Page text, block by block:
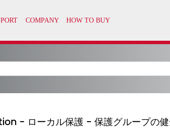
- ローカル保護 - 保護グループの